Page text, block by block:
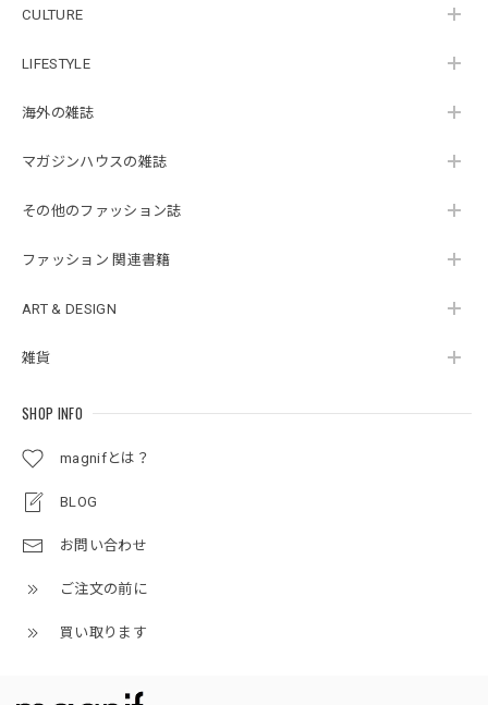
CULTURE
LIFESTYLE
海外の雑誌
マガジンハウスの雑誌
その他のファッション誌
ファッション 関連書籍
ART & DESIGN
雑貨
SHOP INFO
magnifとは？
BLOG
お問い合わせ
ご注文の前に
買い取ります